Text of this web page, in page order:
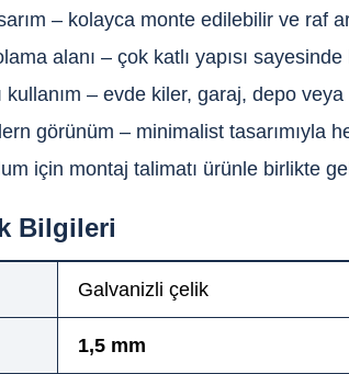
– kolayca monte edilebilir ve raf
alanı – çok katlı yapısı
kullanım – evde kiler, garaj, depo
görünüm – minimalist tasarımıyla
için montaj talimatı ürünle birlikte
Bilgileri
Galvanizli çelik
1,5 mm